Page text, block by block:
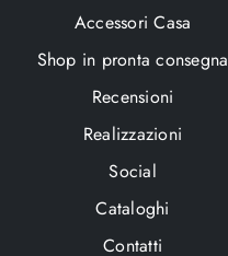
Accessori Casa
Shop in pronta consegna
Recensioni
Realizzazioni
Social
Cataloghi
Contatti